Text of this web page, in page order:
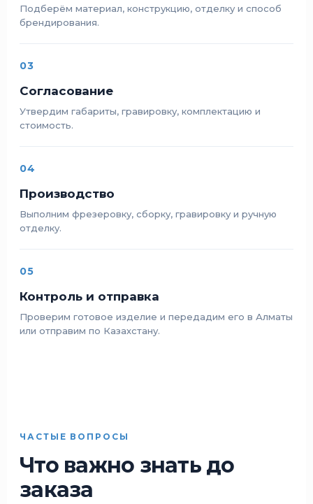
Подберём материал, конструкцию, отделку и способ
брендирования.
03
Согласование
Утвердим габариты, гравировку, комплектацию и
стоимость.
04
Производство
Выполним фрезеровку, сборку, гравировку и ручную
отделку.
05
Контроль и отправка
Проверим готовое изделие и передадим его в Алматы
или отправим по Казахстану.
ЧАСТЫЕ ВОПРОСЫ
Что важно знать до
заказа